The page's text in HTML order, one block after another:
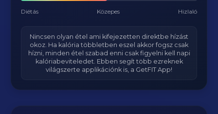
Diétás Közepes Hizlaló
Nincsen olyan étel ami kifejezetten direktbe hízást
okoz. Ha kalória többletben eszel akkor fogsz csak
hízni, minden étel szabad enni csak figyelni kell napi
kalóriabeviteledet. Ebben segít több ezreknek
világszerte applikációnk is, a GetFIT App!